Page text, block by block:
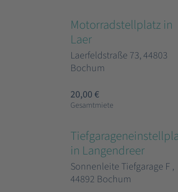
Motorradstellplatz in
Laer
Laerfeldstraße 73, 44803
Bochum
20,00 €
Gesamtmiete
in Langendreer
Sonnenleite Tiefgarage F ,
44892 Bochum